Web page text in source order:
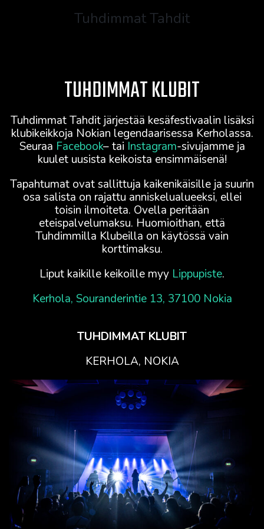
Tuhdimmat Tahdit
TUHDIMMAT KLUBIT
Tuhdimmat Tahdit järjestää kesäfestivaalin lisäksi
klubikeikkoja Nokian legendaarisessa Kerholassa.
Seuraa Facebook– tai Instagram-sivujamme ja
kuulet uusista keikoista ensimmäisenä!
Tapahtumat ovat sallittuja kaikenikäisille ja suurin
osa salista on rajattu anniskelualueeksi, ellei
toisin ilmoiteta. Ovella peritään
eteispalvelumaksu. Huomioithan, että
Tuhdimmilla Klubeilla on käytössä vain
korttimaksu.
Liput kaikille keikoille myy Lippupiste.
Kerhola, Souranderintie 13, 37100 Nokia
TUHDIMMAT KLUBIT
KERHOLA, NOKIA